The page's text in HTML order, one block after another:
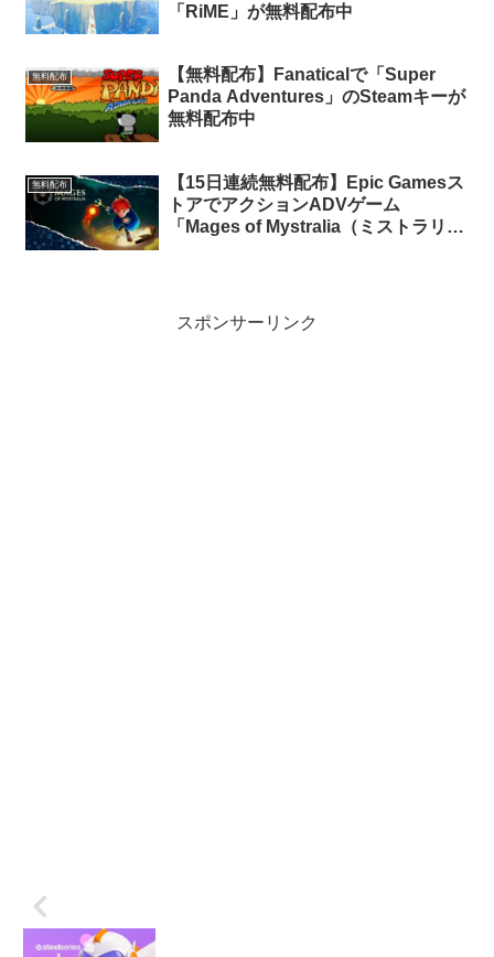
「RiME」が無料配布中
無料配布
【無料配布】Fanaticalで「Super
Panda Adventures」のSteamキーが
無料配布中
無料配布
【15日連続無料配布】Epic Gamesス
トアでアクションADVゲーム
「Mages of Mystralia（ミストラリア
スポンサーリンク